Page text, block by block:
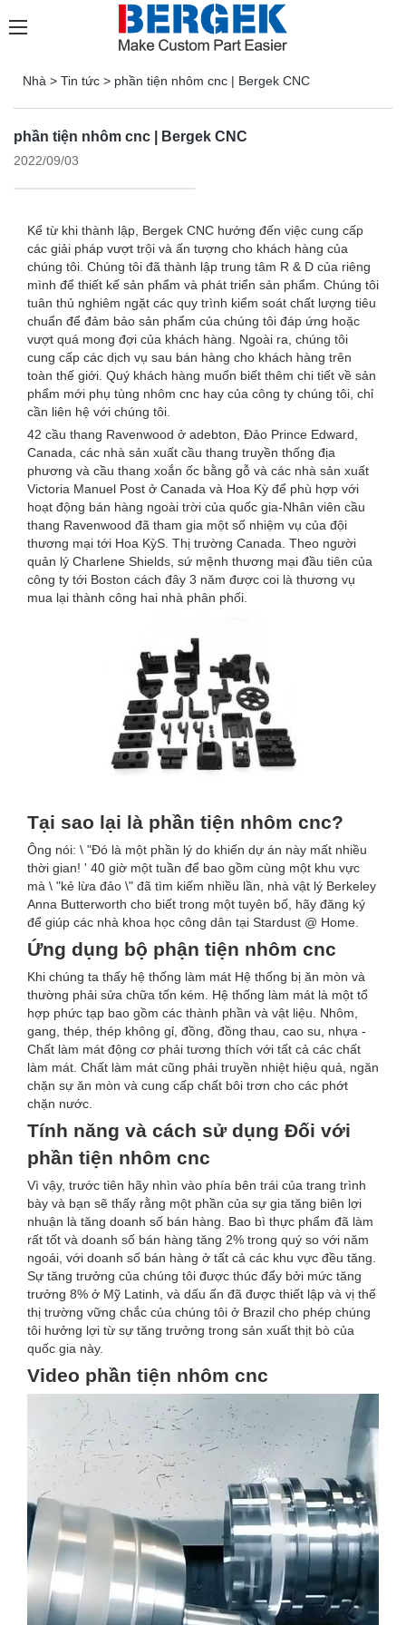
Nhà > Tin tức > phần tiện nhôm cnc | Bergek CNC
phần tiện nhôm cnc | Bergek CNC
2022/09/03
Kể từ khi thành lập, Bergek CNC hướng đến việc cung cấp
các giải pháp vượt trội và ấn tượng cho khách hàng của
chúng tôi. Chúng tôi đã thành lập trung tâm R & D của riêng
mình để thiết kế sản phẩm và phát triển sản phẩm. Chúng tôi
tuân thủ nghiêm ngặt các quy trình kiểm soát chất lượng tiêu
chuẩn để đảm bảo sản phẩm của chúng tôi đáp ứng hoặc
vượt quá mong đợi của khách hàng. Ngoài ra, chúng tôi
cung cấp các dịch vụ sau bán hàng cho khách hàng trên
toàn thế giới. Quý khách hàng muốn biết thêm chi tiết về sản
phẩm mới phụ tùng nhôm cnc hay của công ty chúng tôi, chỉ
cần liên hệ với chúng tôi.
42 cầu thang Ravenwood ở adebton, Đảo Prince Edward,
Canada, các nhà sản xuất cầu thang truyền thống địa
phương và cầu thang xoắn ốc bằng gỗ và các nhà sản xuất
Victoria Manuel Post ở Canada và Hoa Kỳ để phù hợp với
hoạt động bán hàng ngoài trời của quốc gia-Nhân viên cầu
thang Ravenwood đã tham gia một số nhiệm vụ của đội
thương mại tới Hoa KỳS. Thị trường Canada. Theo người
quản lý Charlene Shields, sứ mệnh thương mại đầu tiên của
công ty tới Boston cách đây 3 năm được coi là thương vụ
mua lại thành công hai nhà phân phối.
Tại sao lại là phần tiện nhôm cnc?
Ông nói: \ "Đó là một phần lý do khiến dự án này mất nhiều
thời gian! ' 40 giờ một tuần để bao gồm cùng một khu vực
mà \ "kẻ lừa đảo \" đã tìm kiếm nhiều lần, nhà vật lý Berkeley
Anna Butterworth cho biết trong một tuyên bố, hãy đăng ký
để giúp các nhà khoa học công dân tại Stardust @ Home.
Ứng dụng bộ phận tiện nhôm cnc
Khi chúng ta thấy hệ thống làm mát Hệ thống bị ăn mòn và
thường phải sửa chữa tốn kém. Hệ thống làm mát là một tổ
hợp phức tạp bao gồm các thành phần và vật liệu. Nhôm,
gang, thép, thép không gỉ, đồng, đồng thau, cao su, nhựa -
Chất làm mát động cơ phải tương thích với tất cả các chất
làm mát. Chất làm mát cũng phải truyền nhiệt hiệu quả, ngăn
chặn sự ăn mòn và cung cấp chất bôi trơn cho các phớt
chặn nước.
Tính năng và cách sử dụng Đối với
phần tiện nhôm cnc
Vì vậy, trước tiên hãy nhìn vào phía bên trái của trang trình
bày và bạn sẽ thấy rằng một phần của sự gia tăng biên lợi
nhuận là tăng doanh số bán hàng. Bao bì thực phẩm đã làm
rất tốt và doanh số bán hàng tăng 2% trong quý so với năm
ngoái, với doanh số bán hàng ở tất cả các khu vực đều tăng.
Sự tăng trưởng của chúng tôi được thúc đẩy bởi mức tăng
trưởng 8% ở Mỹ Latinh, và dấu ấn đã được thiết lập và vị thế
thị trường vững chắc của chúng tôi ở Brazil cho phép chúng
tôi hưởng lợi từ sự tăng trưởng trong sản xuất thịt bò của
quốc gia này.
Video phần tiện nhôm cnc